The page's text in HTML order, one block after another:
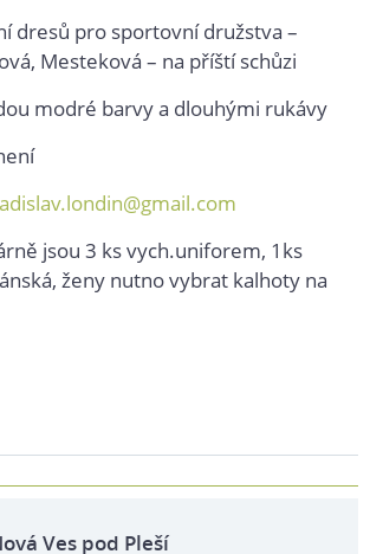
dresů pro sportovní družstva –
Mesteková – na příští schůzi
barvy a dlouhými rukávy
3 ks vych.uniforem, 1ks
ženy nutno vybrat kalhoty na
Ves pod Pleší